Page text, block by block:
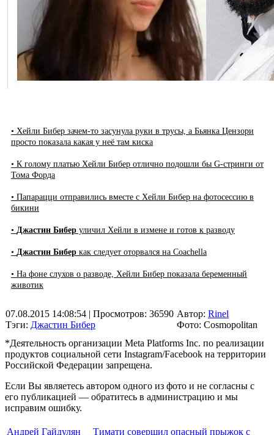
• Хейли Бибер зачем-то засунула руки в трусы, а Бьянка Цензори
просто показала какая у неё там киска
• К голому платью Хейли Бибер отлично подошли бы G-стринги от
Тома Форда
• Папарацци отправились вместе с Хейли Бибер на фотосессию в
бикини
• Джастин Бибер уличил Хейли в измене и готов к разводу
• Джастин Бибер как следует оторвался на Coachella
• На фоне слухов о разводе, Хейли Бибер показала беременный
животик
07.08.2015 14:08:54 | Просмотров: 36590
Тэги: Джастин Бибер
Автор: Rinel
Фото: Cosmopolitan
*Деятельность организации Meta Platforms Inc. по реализации
продуктов социальной сети Instagram/Facebook на территории
Российской Федерации запрещена.
Если Вы являетесь автором одного из фото и не согласны с
его публикацией — обратитесь в администрацию и мы
исправим ошибку.
Андрей Гайдулян Тимати совершил опасный прыжок с